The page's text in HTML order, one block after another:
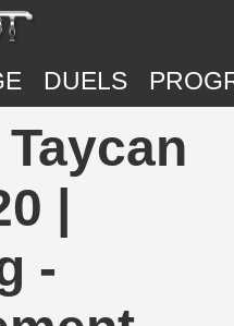
DUELS
|
-